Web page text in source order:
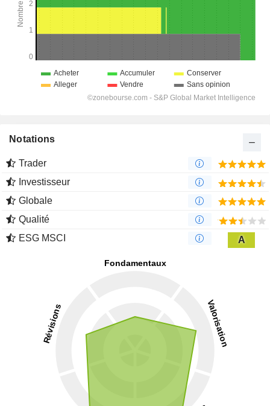
Notations
Trader
Investisseur
Globale
Qualité
ESG MSCI
A